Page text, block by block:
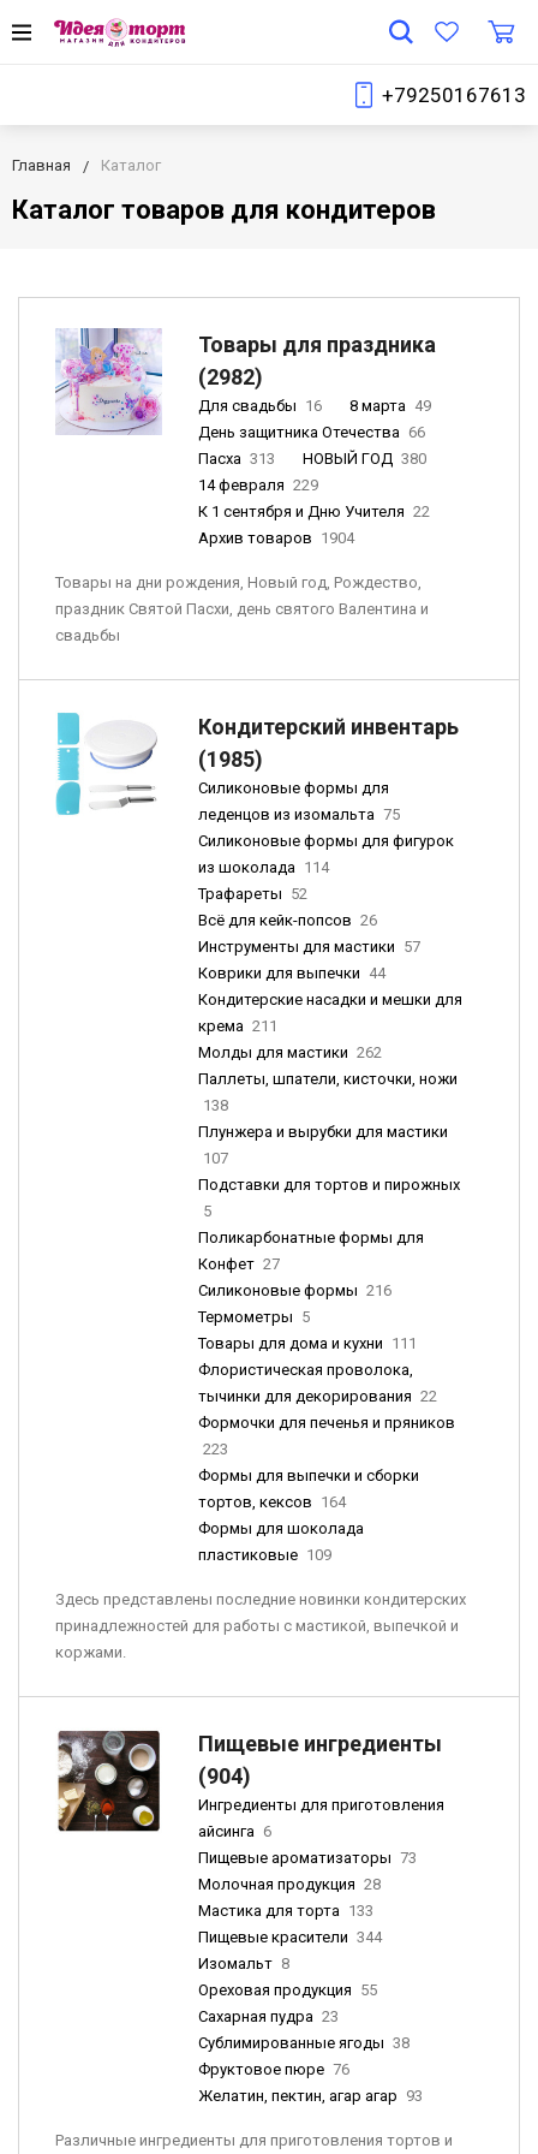
+79250167613
Главная Каталог
Каталог товаров для кондитеров
Товары для праздника
(2982)
Для свадьбы 16 8 марта 49
День защитника Отечества 66
Пасха 313 НОВЫЙ ГОД 380
14 февраля 229
К 1 сентября и Дню Учителя 22
Архив товаров 1904
Товары на дни рождения, Новый год, Рождество,
праздник Святой Пасхи, день святого Валентина и
свадьбы
Кондитерский инвентарь
(1985)
Силиконовые формы для
леденцов из изомальта 75
Силиконовые формы для фигурок
из шоколада 114
Трафареты 52
Всё для кейк-попсов 26
Инструменты для мастики 57
Коврики для выпечки 44
Кондитерские насадки и мешки для
крема 211
Молды для мастики 262
Паллеты, шпатели, кисточки, ножи
138
Плунжера и вырубки для мастики
107
Подставки для тортов и пирожных
5
Поликарбонатные формы для
Конфет 27
Силиконовые формы 216
Термометры 5
Товары для дома и кухни 111
Флористическая проволока,
тычинки для декорирования 22
Формочки для печенья и пряников
223
Формы для выпечки и сборки
тортов, кексов 164
Формы для шоколада
пластиковые 109
Здесь представлены последние новинки кондитерских
принадлежностей для работы с мастикой, выпечкой и
коржами.
Пищевые ингредиенты
(904)
Ингредиенты для приготовления
айсинга 6
Пищевые ароматизаторы 73
Молочная продукция 28
Мастика для торта 133
Пищевые красители 344
Изомальт 8
Ореховая продукция 55
Сахарная пудра 23
Сублимированные ягоды 38
Фруктовое пюре 76
Желатин, пектин, агар агар 93
Различные ингредиенты для приготовления тортов и